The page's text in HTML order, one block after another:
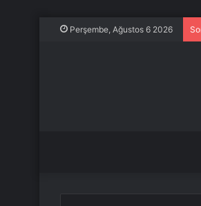
Perşembe, Ağustos 6 2026